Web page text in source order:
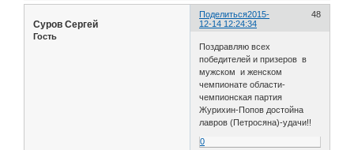
Поделиться 48
2015-
12-14 12:24:34
Суров Сергей
Гость
Поздравляю всех
победителей и призеров в
мужском и женском
чемпионате области-
чемпионская партия
Журихин-Попов достойна
лавров (Петросяна)-удачи!!
0